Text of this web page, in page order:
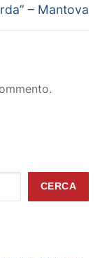
– Mantova
CERCA